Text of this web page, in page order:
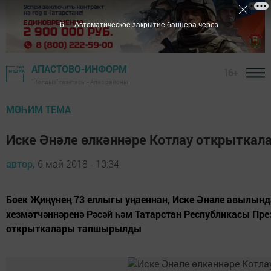
АПАСТОВО-ИНФОРМ
МӨҺИМ ТЕМА
Иске Әнәле өлкәннәре Котлау
автор, 6 май 2018 - 10:34
Бөек Җиңүнең 73 еллыгы уңаеннан, Иске Әнәле
хезмәтчәннәренә Рәсәй һәм Татарстан Республикасы
открыткалары тапшырылды
5 Автоматическое закрытие баннера через